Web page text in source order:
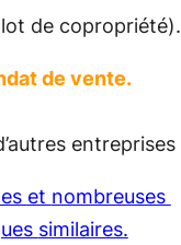
de copropriété).
de vente.
entreprises
et nombreuses
similaires.